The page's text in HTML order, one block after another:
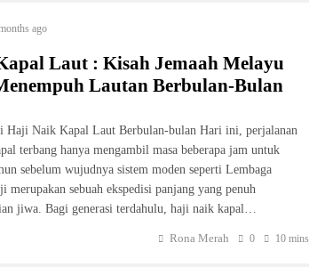
ago
Laut : Kisah Jemaah Melayu
Lautan Berbulan-Bulan
Haji Naik Kapal Laut Berbulan-bulan Hari ini, perjalanan
terbang hanya mengambil masa beberapa jam untuk
sebelum wujudnya sistem moden seperti Lembaga
merupakan sebuah ekspedisi panjang yang penuh
jiwa. Bagi generasi terdahulu, haji naik kapal…
Rona Merah 0 10 mins